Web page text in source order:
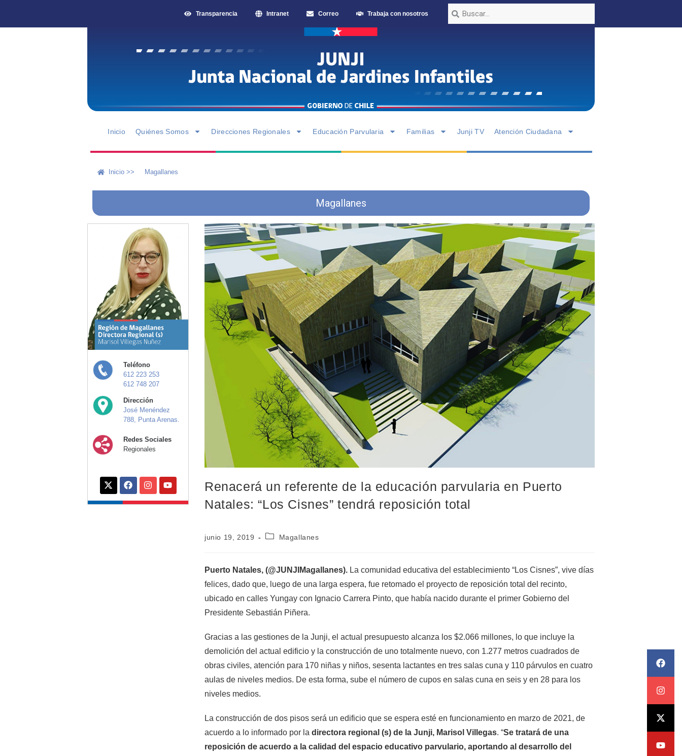
Transparencia Intranet Correo Trabaja con nosotros
Inicio Quiénes Somos Direcciones Regionales Educación Parvularia Familias Junji TV Atención Ciudadana
Inicio >> Magallanes
Magallanes
Teléfono
612 223 253
612 748 207
Dirección
José Menéndez
788, Punta Arenas.
Redes Sociales
Regionales
Renacerá un referente de la educación parvularia en Puerto
Natales: “Los Cisnes” tendrá reposición total
junio 19, 2019 Magallanes
Puerto Natales, (@JUNJIMagallanes). La comunidad educativa del establecimiento “Los Cisnes”, vive días
felices, dado que, luego de una larga espera, fue retomado el proyecto de reposición total del recinto,
ubicado en calles Yungay con Ignacio Carrera Pinto, que había nacido durante el primer Gobierno del
Presidente Sebastián Piñera.
Gracias a las gestiones de la Junji, el actual presupuesto alcanza los $2.066 millones, lo que incluye la
demolición del actual edificio y la construcción de uno totalmente nuevo, con 1.277 metros cuadrados de
obras civiles, atención para 170 niñas y niños, sesenta lactantes en tres salas cuna y 110 párvulos en cuatro
aulas de niveles medios. De esta forma, sube el número de cupos en salas cuna en seis y en 28 para los
niveles medios.
La construcción de dos pisos será un edificio que se espera esté en funcionamiento en marzo de 2021, de
acuerdo a lo informado por la directora regional (s) de la Junji, Marisol Villegas. “Se tratará de una
reposición de acuerdo a la calidad del espacio educativo parvulario, aportando al desarrollo del